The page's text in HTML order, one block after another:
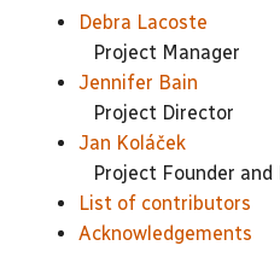
Debra Lacoste
Project Manager
Jennifer Bain
Project Director
Jan Koláček
Project Founder and
List of contributors
Acknowledgements